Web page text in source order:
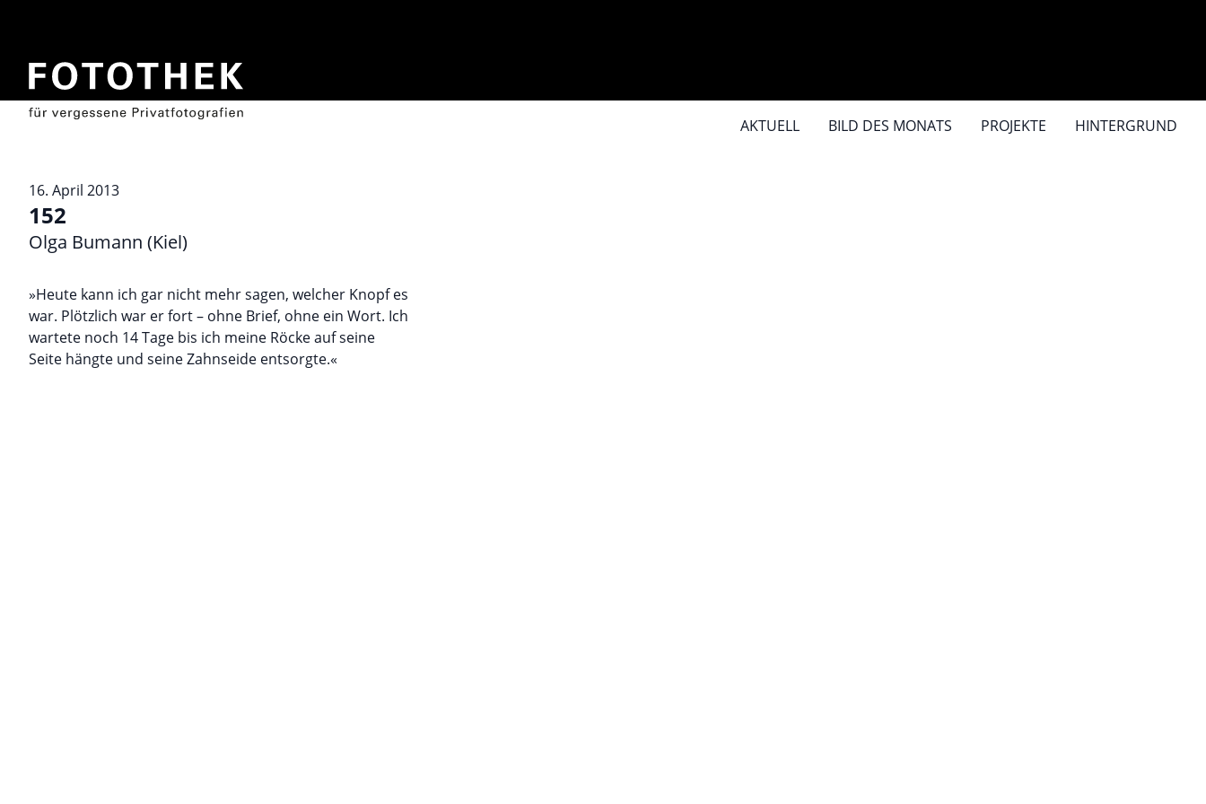
AKTUELL BILD DES MONATS PROJEKTE HINTERGRUND
16. April 2013
152
Olga Bumann (Kiel)
»Heute kann ich gar nicht mehr sagen, welcher Knopf es
war. Plötzlich war er fort – ohne Brief, ohne ein Wort. Ich
wartete noch 14 Tage bis ich meine Röcke auf seine
Seite hängte und seine Zahnseide entsorgte.«